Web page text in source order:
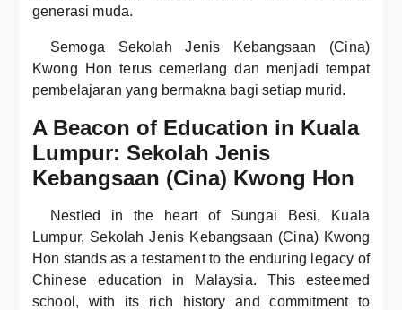
generasi muda.
Semoga Sekolah Jenis Kebangsaan (Cina)
Kwong Hon terus cemerlang dan menjadi tempat
pembelajaran yang bermakna bagi setiap murid.
A Beacon of Education in Kuala
Lumpur: Sekolah Jenis
Kebangsaan (Cina) Kwong Hon
Nestled in the heart of Sungai Besi, Kuala
Lumpur, Sekolah Jenis Kebangsaan (Cina) Kwong
Hon stands as a testament to the enduring legacy of
Chinese education in Malaysia. This esteemed
school, with its rich history and commitment to